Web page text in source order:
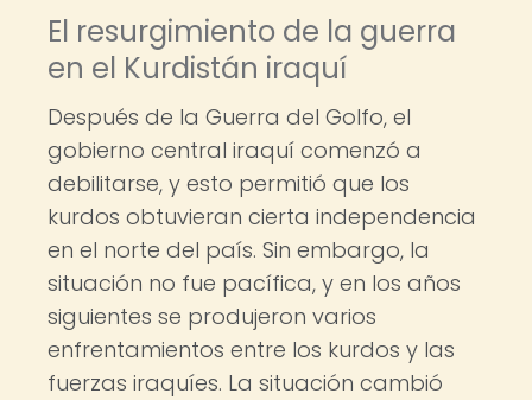
El resurgimiento de la guerra
en el Kurdistán iraquí
Después de la Guerra del Golfo, el
gobierno central iraquí comenzó a
debilitarse, y esto permitió que los
kurdos obtuvieran cierta independencia
en el norte del país. Sin embargo, la
situación no fue pacífica, y en los años
siguientes se produjeron varios
enfrentamientos entre los kurdos y las
fuerzas iraquíes. La situación cambió